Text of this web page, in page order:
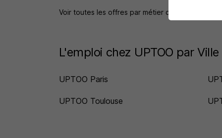
Voir toutes les offres par métier chez UPTOO
L'emploi chez UPTOO par Ville
UPTOO Paris
UPTOO Toulouse